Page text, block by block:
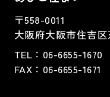
〒558-0011
大阪府大阪市住吉
TEL： 06-6655-1670
FAX： 06-6655-1671